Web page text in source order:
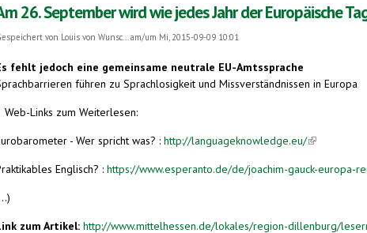
26. September wird wie jedes Jahr der Europäische
von Louis von Wunsc...am/um Mi, 2015-09-09 10:01
fehlt jedoch eine gemeinsame neutrale EU-Amtssprache
führen zu Sprachlosigkeit und Missverständnissen in Europa
Web-Links zum Weiterlesen:
- Wer spricht was? : http://languageknowledge.eu/(link is
Englisch? : https://www.esperanto.de/de/joachim-gauck-europa-
zum Artikel: http://www.mittelhessen.de/lokales/region-dillenburg/